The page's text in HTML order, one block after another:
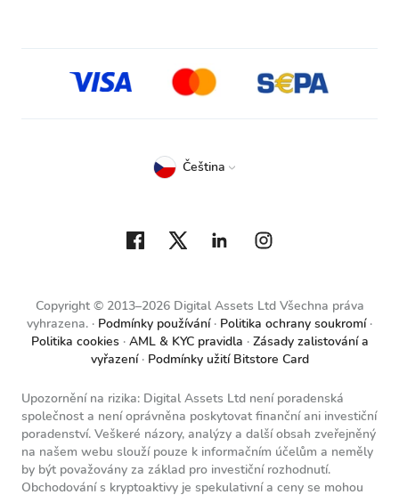
Copyright © 2013–2026 Digital Assets Ltd Všechna práva
vyhrazena.
Podmínky používání
Politika ochrany soukromí
Politika cookies
AML & KYC pravidla
Zásady zalistování a
vyřazení
Podmínky užití Bitstore Card
Čeština
Upozornění na rizika: Digital Assets Ltd není poradenská
společnost a není oprávněna poskytovat finanční ani investiční
poradenství. Veškeré názory, analýzy a další obsah zveřejněný
na našem webu slouží pouze k informačním účelům a neměly
by být považovány za základ pro investiční rozhodnutí.
Obchodování s kryptoaktivy je spekulativní a ceny se mohou